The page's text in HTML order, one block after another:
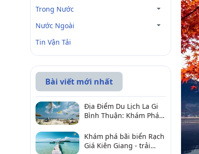
Trong Nước
Nước Ngoài
Tin Vận Tải
Bài viết mới nhất
Địa Điểm Du Lịch La Gi
Bình Thuận: Khám Phá 6
2026
Khám phá bãi biển Rạch
Giá Kiên Giang - trải